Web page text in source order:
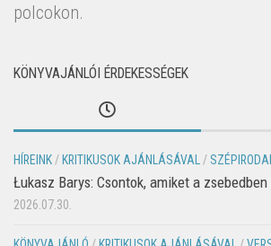
polcokon.
KÖNYVAJÁNLÓI ÉRDEKESSÉGEK
HÍREINK / KRITIKUSOK AJÁNLÁSÁVAL /
Łukasz Barys: Csontok, amiket a
2026.07.30.